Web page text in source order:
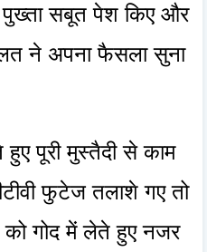
सबूत पेश किए और
ने अपना फैसला सुना
हुए पूरी मुस्तैदी से काम
फुटेज तलाशे गए तो
को गोद में लेते हुए नजर